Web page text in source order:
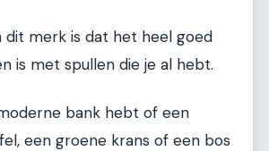
dit merk is dat het heel goed
is met spullen die je al hebt.
bank hebt of een
een groene krans of een bos